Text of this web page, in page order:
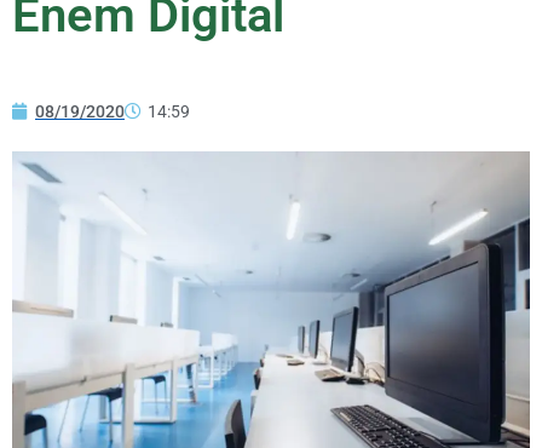
Enem Digital
08/19/2020 14:59